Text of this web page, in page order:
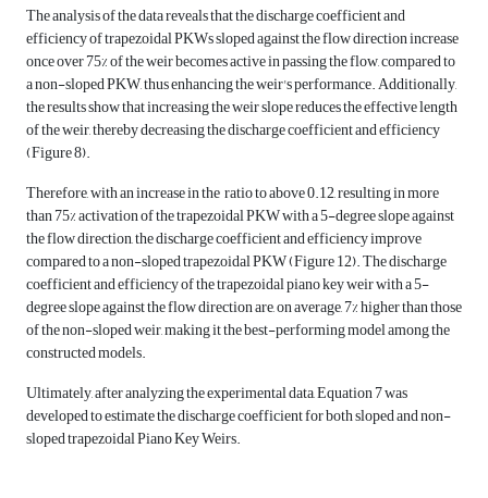
The analysis of the data reveals that the discharge coefficient and
efficiency of trapezoidal PKWs sloped against the flow direction increase
once over 75% of the weir becomes active in passing the flow, compared to
a non-sloped PKW, thus enhancing the weir's performance. Additionally,
the results show that increasing the weir slope reduces the effective length
of the weir, thereby decreasing the discharge coefficient and efficiency
(Figure 8).
Therefore, with an increase in the ratio to above 0.12, resulting in more
than 75% activation of the trapezoidal PKW with a 5-degree slope against
the flow direction, the discharge coefficient and efficiency improve
compared to a non-sloped trapezoidal PKW (Figure 12). The discharge
coefficient and efficiency of the trapezoidal piano key weir with a 5-
degree slope against the flow direction are, on average, 7% higher than those
of the non-sloped weir, making it the best-performing model among the
constructed models.
Ultimately, after analyzing the experimental data, Equation 7 was
developed to estimate the discharge coefficient for both sloped and non-
sloped trapezoidal Piano Key Weirs.